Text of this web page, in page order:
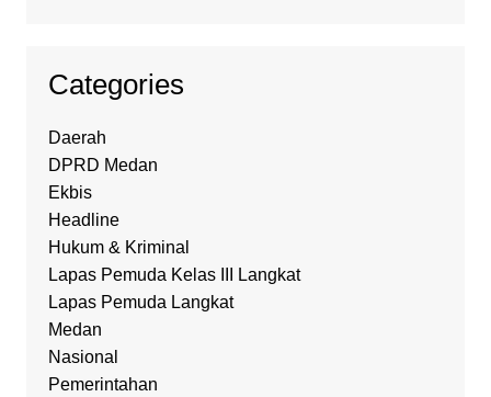
Categories
Daerah
DPRD Medan
Ekbis
Headline
Hukum & Kriminal
Lapas Pemuda Kelas III Langkat
Lapas Pemuda Langkat
Medan
Nasional
Pemerintahan